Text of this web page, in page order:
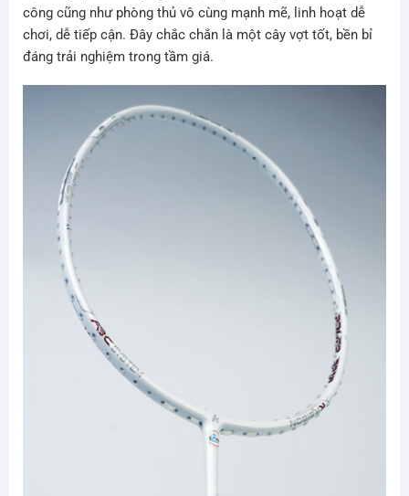
công cũng như phòng thủ vô cùng mạnh mẽ, linh hoạt dễ
chơi, dễ tiếp cận. Đây chắc chắn là một cây vợt tốt, bền bỉ
đáng trải nghiệm trong tầm giá.